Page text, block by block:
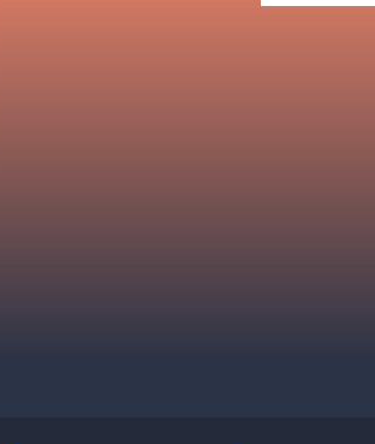
Divadlo Hybernia